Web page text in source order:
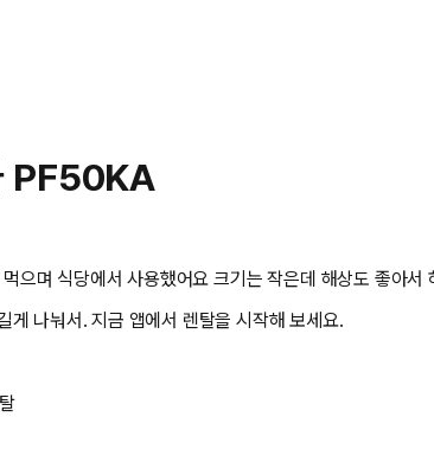
PF50KA
으며 식당에서 사용했어요 크기는 작은데 해상도 좋아
게 나눠서. 지금 앱에서 렌탈을 시작해 보세요.